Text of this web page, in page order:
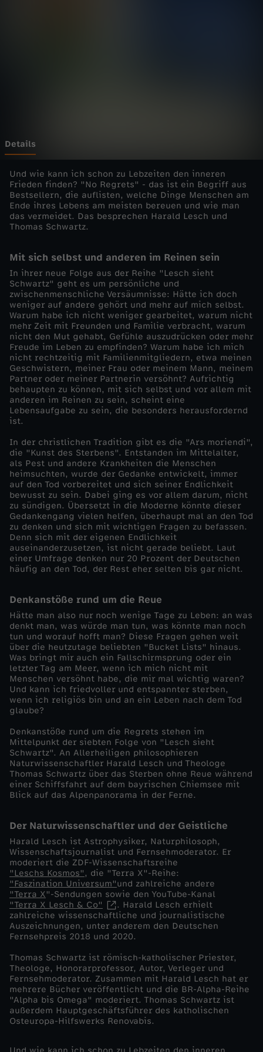
h
w
a
r
t
z
-
N
o
R
g
r
e
t
s
-
S
t
e
r
b
e
n
o
h
n
e
R
e
u
e
Details
Und wie kann ich schon zu Lebzeiten den inneren
Frieden finden? "No Regrets" - das ist ein Begriff aus
Bestsellern, die auflisten, welche Dinge Menschen am
Ende ihres Lebens am meisten bereuen und wie man
das vermeidet. Das besprechen Harald Lesch und
Thomas Schwartz.
Mit sich selbst und anderen im Reinen sein
In ihrer neue Folge aus der Reihe "Lesch sieht
Schwartz" geht es um persönliche und
zwischenmenschliche Versäumnisse: Hätte ich doch
weniger auf andere gehört und mehr auf mich selbst.
Warum habe ich nicht weniger gearbeitet, warum nicht
mehr Zeit mit Freunden und Familie verbracht, warum
nicht den Mut gehabt, Gefühle auszudrücken oder mehr
Freude im Leben zu empfinden? Warum habe ich mich
nicht rechtzeitig mit Familienmitgliedern, etwa meinen
Geschwistern, meiner Frau oder meinem Mann, meinem
Partner oder meiner Partnerin versöhnt? Aufrichtig
behaupten zu können, mit sich selbst und vor allem mit
anderen im Reinen zu sein, scheint eine
Lebensaufgabe zu sein, die besonders herausfordernd
ist.
In der christlichen Tradition gibt es die "Ars moriendi",
die "Kunst des Sterbens". Entstanden im Mittelalter,
als Pest und andere Krankheiten die Menschen
heimsuchten, wurde der Gedanke entwickelt, immer
auf den Tod vorbereitet und sich seiner Endlichkeit
bewusst zu sein. Dabei ging es vor allem darum, nicht
zu sündigen. Übersetzt in die Moderne könnte dieser
Gedankengang vielen helfen, überhaupt mal an den Tod
zu denken und sich mit wichtigen Fragen zu befassen.
Denn sich mit der eigenen Endlichkeit
auseinanderzusetzen, ist nicht gerade beliebt. Laut
einer Umfrage denken nur 20 Prozent der Deutschen
häufig an den Tod, der Rest eher selten bis gar nicht.
Denkanstöße rund um die Reue
Hätte man also nur noch wenige Tage zu Leben: an was
denkt man, was würde man tun, was könnte man noch
tun und worauf hofft man? Diese Fragen gehen weit
über die heutzutage beliebten "Bucket Lists" hinaus.
Was bringt mir auch ein Fallschirmsprung oder ein
letzter Tag am Meer, wenn ich mich nicht mit
Menschen versöhnt habe, die mir mal wichtig waren?
Und kann ich friedvoller und entspannter sterben,
wenn ich religiös bin und an ein Leben nach dem Tod
glaube?
Denkanstöße rund um die Regrets stehen im
Mittelpunkt der siebten Folge von "Lesch sieht
Schwartz". An Allerheiligen philosophieren
Naturwissenschaftler Harald Lesch und Theologe
Thomas Schwartz über das Sterben ohne Reue während
einer Schiffsfahrt auf dem bayrischen Chiemsee mit
Blick auf das Alpenpanorama in der Ferne.
Der Naturwissenschaftler und der Geistliche
Harald Lesch ist Astrophysiker, Naturphilosoph,
Wissenschaftsjournalist und Fernsehmoderator. Er
moderiert die ZDF-Wissenschaftsreihe
"Leschs Kosmos", die "Terra X"-Reihe:
"Faszination Universum"und zahlreiche andere
"Terra X"-Sendungen sowie den YouTube-Kanal
"Terra X Lesch & Co"
. Harald Lesch erhielt
zahlreiche wissenschaftliche und journalistische
Auszeichnungen, unter anderem den Deutschen
Fernsehpreis 2018 und 2020.
Thomas Schwartz ist römisch-katholischer Priester,
Theologe, Honorarprofessor, Autor, Verleger und
Fernsehmoderator. Zusammen mit Harald Lesch hat er
mehrere Bücher veröffentlicht und die BR-Alpha-Reihe
"Alpha bis Omega" moderiert. Thomas Schwartz ist
außerdem Hauptgeschäftsführer des katholischen
Osteuropa-Hilfswerks Renovabis.